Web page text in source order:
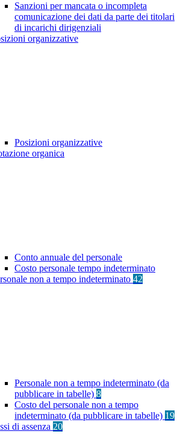
Sanzioni per mancata o incompleta
comunicazione dei dati da parte dei titolari
di incarichi dirigenziali
organizzative
Posizioni organizzative
organica
Conto annuale del personale
Costo personale tempo indeterminato
non a tempo indeterminato 42
Personale non a tempo indeterminato (da
pubblicare in tabelle) 8
Costo del personale non a tempo
indeterminato (da pubblicare in tabelle) 19
di assenza 20